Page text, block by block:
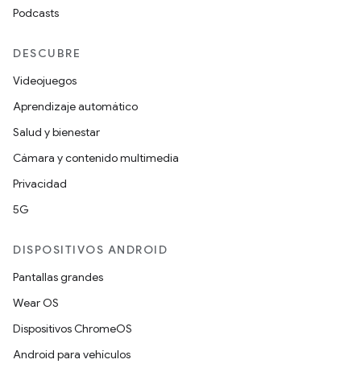
Podcasts
DESCUBRE
Videojuegos
Aprendizaje automático
Salud y bienestar
Cámara y contenido multimedia
Privacidad
5G
DISPOSITIVOS ANDROID
Pantallas grandes
Wear OS
Dispositivos ChromeOS
Android para vehículos